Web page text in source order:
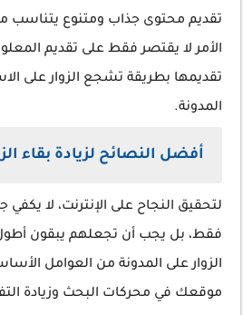
تقديم محتوى جذاب ومتنوع يتناسب
الأمر لا يقتصر فقط على تقديم
تقديمها بطريقة تشجع الزوار على
المدونة.
أفضل النصائح لزيادة بقاء
لتحقيق النجاح على الإنترنت، لا يكفي
فقط، بل يجب أن تجعلهم يبقون
الزوار على المدونة من العوامل
موقعك في محركات البحث وزيادة